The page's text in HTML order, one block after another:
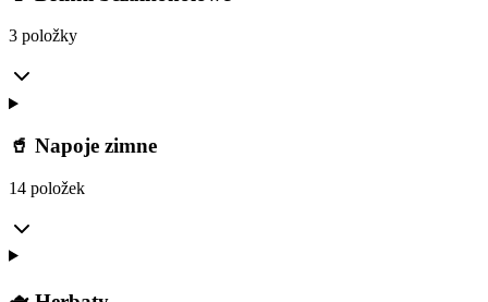
3 položky
🥤 Napoje zimne
14 položek